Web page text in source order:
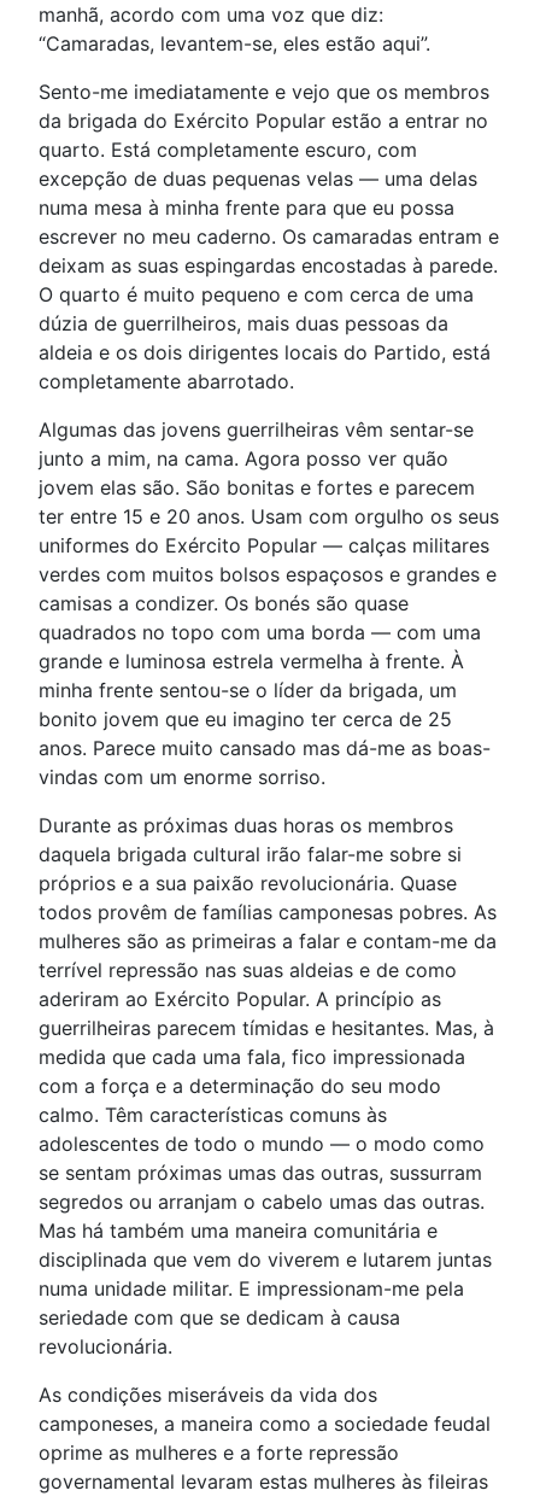
manhã, acordo com uma voz que diz:
“Camaradas, levantem-se, eles estão aqui”.
Sento-me imediatamente e vejo que os membros
da brigada do Exército Popular estão a entrar no
quarto. Está completamente escuro, com
excepção de duas pequenas velas — uma delas
numa mesa à minha frente para que eu possa
escrever no meu caderno. Os camaradas entram e
deixam as suas espingardas encostadas à parede.
O quarto é muito pequeno e com cerca de uma
dúzia de guerrilheiros, mais duas pessoas da
aldeia e os dois dirigentes locais do Partido, está
completamente abarrotado.
Algumas das jovens guerrilheiras vêm sentar-se
junto a mim, na cama. Agora posso ver quão
jovem elas são. São bonitas e fortes e parecem
ter entre 15 e 20 anos. Usam com orgulho os seus
uniformes do Exército Popular — calças militares
verdes com muitos bolsos espaçosos e grandes e
camisas a condizer. Os bonés são quase
quadrados no topo com uma borda — com uma
grande e luminosa estrela vermelha à frente. À
minha frente sentou-se o líder da brigada, um
bonito jovem que eu imagino ter cerca de 25
anos. Parece muito cansado mas dá-me as boas-
vindas com um enorme sorriso.
Durante as próximas duas horas os membros
daquela brigada cultural irão falar-me sobre si
próprios e a sua paixão revolucionária. Quase
todos provêm de famílias camponesas pobres. As
mulheres são as primeiras a falar e contam-me da
terrível repressão nas suas aldeias e de como
aderiram ao Exército Popular. A princípio as
guerrilheiras parecem tímidas e hesitantes. Mas, à
medida que cada uma fala, fico impressionada
com a força e a determinação do seu modo
calmo. Têm características comuns às
adolescentes de todo o mundo — o modo como
se sentam próximas umas das outras, sussurram
segredos ou arranjam o cabelo umas das outras.
Mas há também uma maneira comunitária e
disciplinada que vem do viverem e lutarem juntas
numa unidade militar. E impressionam-me pela
seriedade com que se dedicam à causa
revolucionária.
As condições miseráveis da vida dos
camponeses, a maneira como a sociedade feudal
oprime as mulheres e a forte repressão
governamental levaram estas mulheres às fileiras